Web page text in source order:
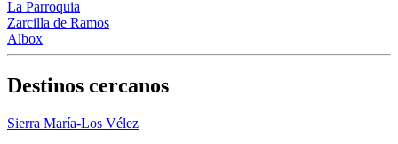
La Parroquia
Zarcilla de Ramos
Albox
Destinos cercanos
Sierra María-Los Vélez